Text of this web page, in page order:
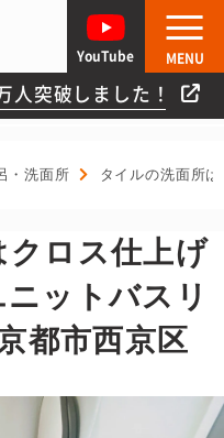
突破しました！
YouTube MENU
・洗面所 タイルの洗面所
クロス仕上げ
ットバスリ
都市西京区